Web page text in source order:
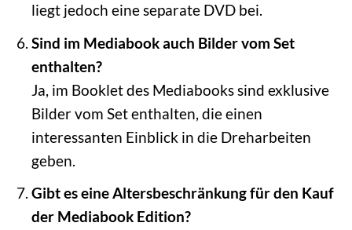
liegt jedoch eine separate DVD bei.
Sind im Mediabook auch Bilder vom Set
enthalten?
Ja, im Booklet des Mediabooks sind exklusive
Bilder vom Set enthalten, die einen
interessanten Einblick in die Dreharbeiten
geben.
Gibt es eine Altersbeschränkung für den Kauf
der Mediabook Edition?